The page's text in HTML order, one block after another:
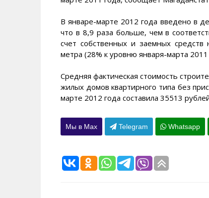
В январе-марте 2012 года введено в
что в 8,9 раза больше, чем в
счет собственных и заемных
метра (28% к уровню января-марта 2011
Средняя фактическая стоимость
жилых домов квартирного типа без
марте 2012 года составила 35513
Мы в Max Telegram Whatsapp